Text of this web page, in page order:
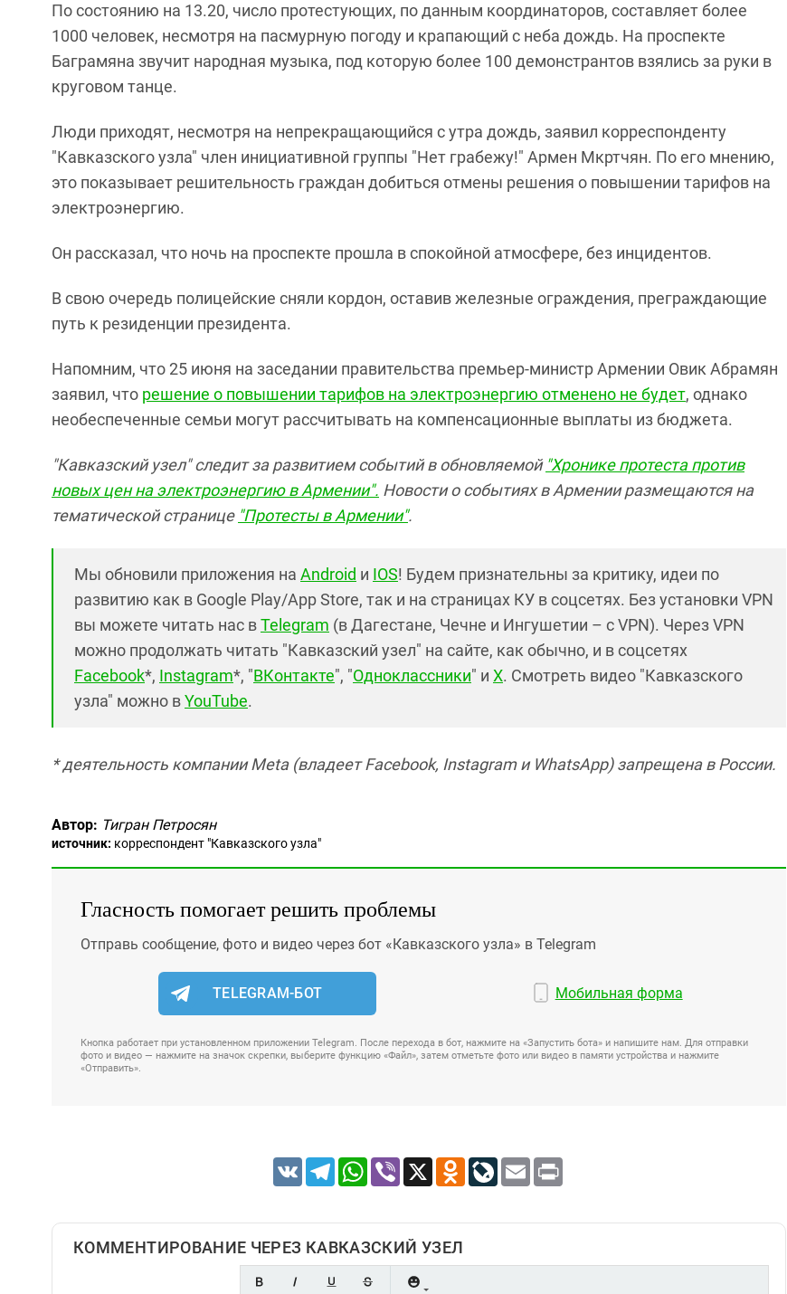
По состоянию на 13.20, число протестующих, по данным координаторов, составляет более
1000 человек, несмотря на пасмурную погоду и крапающий с неба дождь. На проспекте
Баграмяна звучит народная музыка, под которую более 100 демонстрантов взялись за руки в
круговом танце.
Люди приходят, несмотря на непрекращающийся с утра дождь, заявил корреспонденту
"Кавказского узла" член инициативной группы "Нет грабежу!" Армен Мкртчян. По его мнению,
это показывает решительность граждан добиться отмены решения о повышении тарифов на
электроэнергию.
Он рассказал, что ночь на проспекте прошла в спокойной атмосфере, без инцидентов.
В свою очередь полицейские сняли кордон, оставив железные ограждения, преграждающие
путь к резиденции президента.
Напомним, что 25 июня на заседании правительства премьер-министр Армении Овик Абрамян
заявил, что решение о повышении тарифов на электроэнергию отменено не будет, однако
необеспеченные семьи могут рассчитывать на компенсационные выплаты из бюджета.
"Кавказский узел" следит за развитием событий в обновляемой "Хронике протеста против
новых цен на электроэнергию в Армении". Новости о событиях в Армении размещаются на
тематической странице "Протесты в Армении".
Мы обновили приложения на Android и IOS! Будем признательны за критику, идеи по
развитию как в Google Play/App Store, так и на страницах КУ в соцсетях. Без установки VPN
вы можете читать нас вTelegram (в Дагестане, Чечне и Ингушетии – с VPN). Через VPN
можно продолжать читать "Кавказский узел" на сайте, как обычно, и в соцсетях
Facebook*, Instagram*, "ВКонтакте", "Одноклассники" и X. Смотреть видео "Кавказского
узла" можно вYouTube.
* деятельность компании Meta (владеет Facebook, Instagram и WhatsApp) запрещена в России.
Автор: Тигран Петросян
источник: корреспондент "Кавказского узла"
Гласность помогает решить проблемы
Отправь сообщение, фото и видео через бот «Кавказского узла» в Telegram
TELEGRAM-БОТ Мобильная форма
Кнопка работает при установленном приложении Telegram. После перехода в бот, нажмите на «Запустить бота» и напишите нам. Для отправки
фото и видео — нажмите на значок скрепки, выберите функцию «Файл», затем отметьте фото или видео в памяти устройства и нажмите
«Отправить».
VK TelegramWhatsApp
Viber X Odnoklassniki
LiveJournal
Email
КОММЕНТИРОВАНИЕ ЧЕРЕЗ КАВКАЗСКИЙ УЗЕЛ